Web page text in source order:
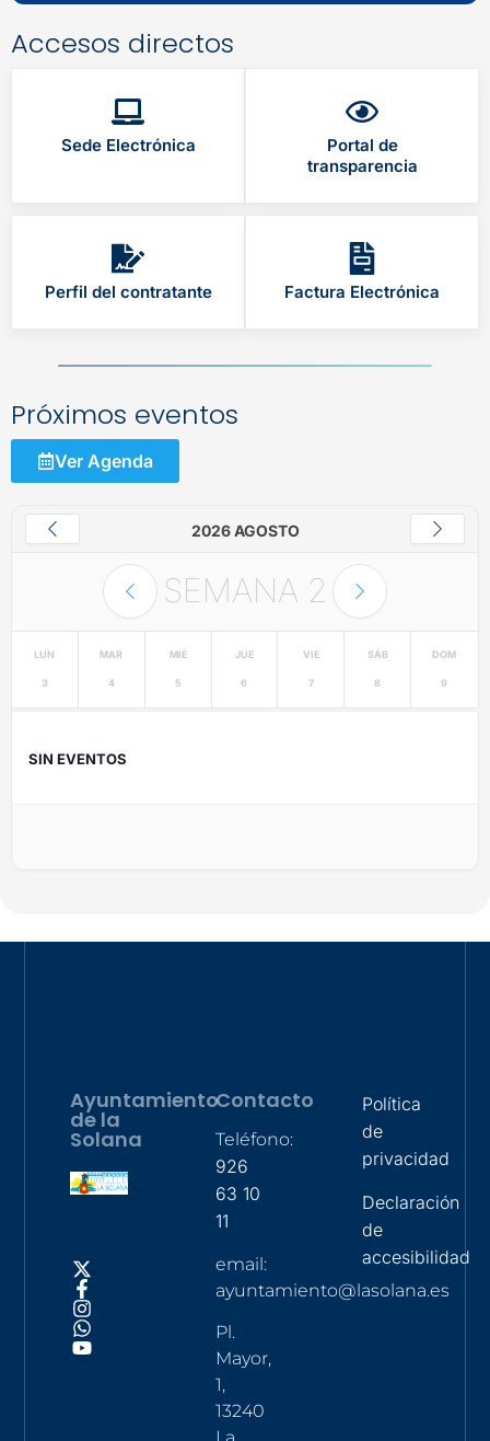
Accesos directos
Sede Electrónica
Portal de
transparencia
Perfil del contratante Factura Electrónica
Próximos eventos
Ver Agenda
2026 AGOSTO
SEMANA 2
LUN
3
MAR
4
MIÉ
5
JUE
6
VIE
7
SÁB
8
DOM
9
SIN EVENTOS
Ayuntamiento
de la
Solana
Contacto
Teléfono:
926
63 10
11
email:
ayuntamiento@lasolana.es
Pl.
Mayor,
1,
13240
Política
de
privacidad
Declaración
de
accesibilidad